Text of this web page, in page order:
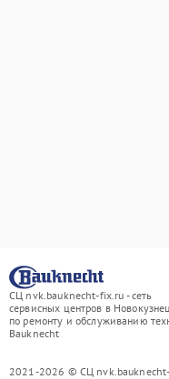
СЦ nvk.bauknecht-fix.ru - сеть
сервисных центров в
по ремонту и обслуживанию
Bauknecht
2021-2026 © СЦ nvk.bauknecht-